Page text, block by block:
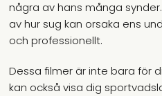
några av hans många
av hur sug kan orsaka ens
och professionellt.
Dessa filmer är inte bara för
kan också visa dig